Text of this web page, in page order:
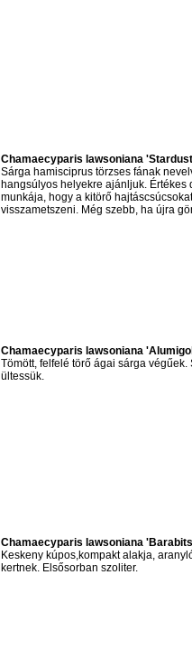
Chamaecyparis lawsoniana
Sárga hamisciprus törzses fának
hangsúlyos helyekre ajánljuk. Értékes
munkája, hogy a kitörő
visszametszeni. Még szebb, ha újra
Chamaecyparis lawsoniana
Tömött, felfelé törő ágai sárga
ültessük.
Chamaecyparis lawsoniana
Keskeny kúpos,kompakt alakja,
kertnek. Elsősorban szoliter.